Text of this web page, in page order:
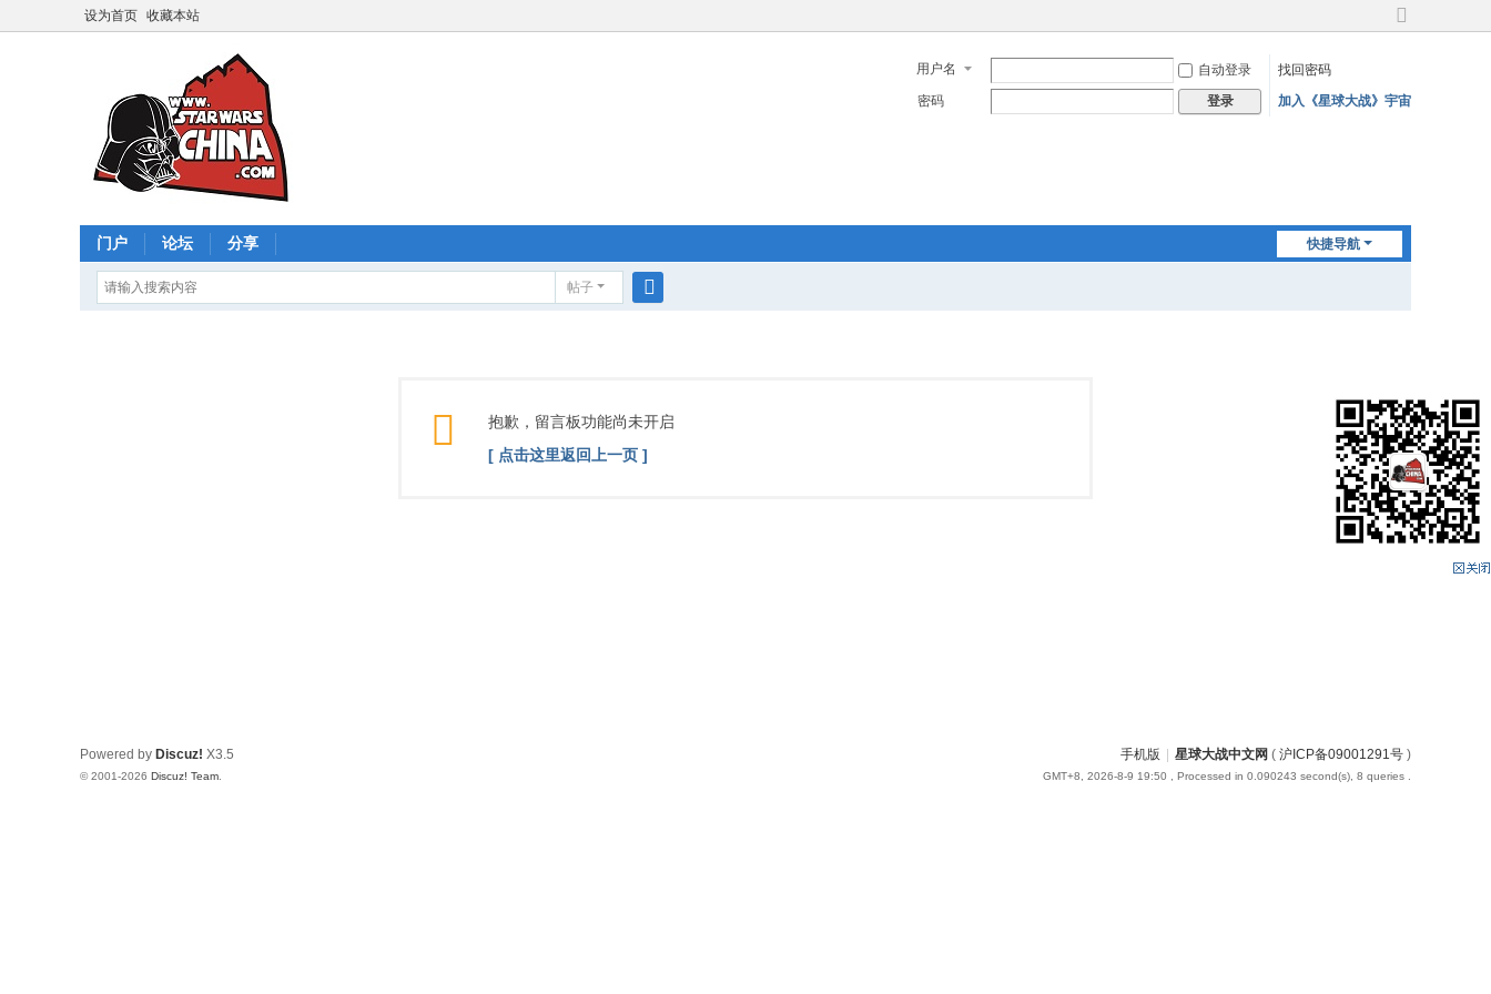
设为首页 收藏本站
切
宽
用户名 自动登录
找回密码
密码
登录 加入《星球大战》宇宙
快捷导航
门户 论坛 分享
帖子
抱歉，留言板功能尚未开启
[ 点击这里返回上一页 ]
手机版 星球大战中文网 ( 沪ICP备09001291号 )
GMT+8, 2026-8-9 19:50 , Processed in 0.090243 second(s), 8 queries .
Powered by Discuz! X3.5
© 2001-2026 Discuz! Team